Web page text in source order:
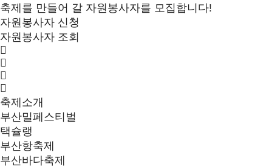
축제를 만들어 갈 자원봉사자를 모집합니다!
자원봉사자 신청
자원봉사자 조회
축제소개
부산밀페스티벌
택슐랭
부산항축제
부산바다축제